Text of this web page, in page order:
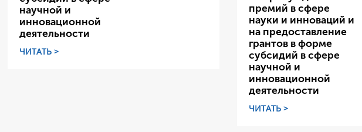
научной и
инновационной
деятельности
ЧИТАТЬ >
премий в сфере
науки и инноваций и
на предоставление
грантов в форме
субсидий в сфере
научной и
инновационной
деятельности
ЧИТАТЬ >